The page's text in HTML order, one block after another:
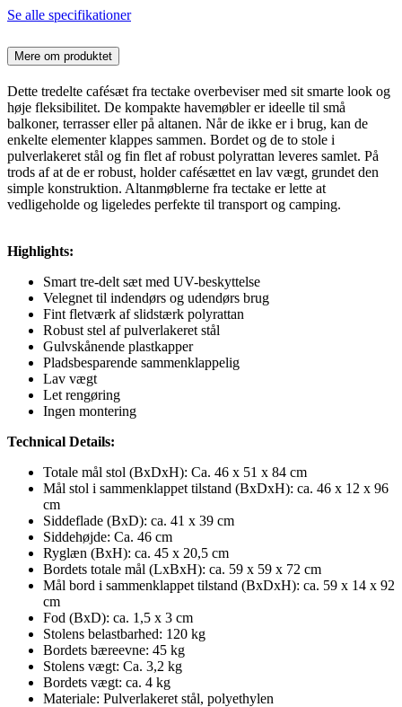
Se alle specifikationer
Mere om produktet
Dette tredelte cafésæt fra tectake overbeviser med sit smarte look og
høje fleksibilitet. De kompakte havemøbler er ideelle til små
balkoner, terrasser eller på altanen. Når de ikke er i brug, kan de
enkelte elementer klappes sammen. Bordet og de to stole i
pulverlakeret stål og fin flet af robust polyrattan leveres samlet. På
trods af at de er robust, holder cafésættet en lav vægt, grundet den
simple konstruktion. Altanmøblerne fra tectake er lette at
vedligeholde og ligeledes perfekte til transport og camping.
Highlights:
Smart tre-delt sæt med UV-beskyttelse
Velegnet til indendørs og udendørs brug
Fint fletværk af slidstærk polyrattan
Robust stel af pulverlakeret stål
Gulvskånende plastkapper
Pladsbesparende sammenklappelig
Lav vægt
Let rengøring
Ingen montering
Technical Details:
Totale mål stol (BxDxH): Ca. 46 x 51 x 84 cm
Mål stol i sammenklappet tilstand (BxDxH): ca. 46 x 12 x 96
cm
Siddeflade (BxD): ca. 41 x 39 cm
Siddehøjde: Ca. 46 cm
Ryglæn (BxH): ca. 45 x 20,5 cm
Bordets totale mål (LxBxH): ca. 59 x 59 x 72 cm
Mål bord i sammenklappet tilstand (BxDxH): ca. 59 x 14 x 92
cm
Fod (BxD): ca. 1,5 x 3 cm
Stolens belastbarhed: 120 kg
Bordets bæreevne: 45 kg
Stolens vægt: Ca. 3,2 kg
Bordets vægt: ca. 4 kg
Materiale: Pulverlakeret stål, polyethylen